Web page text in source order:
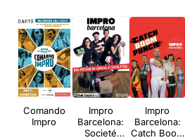
Comando
Impro
Impro
Barcelona:
Societé
Impro
Barcelona:
Catch Boom